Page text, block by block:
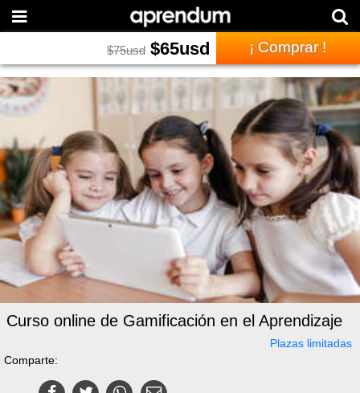
$75usd $65usd ¡ Comprar !
Curso online de Gamificación en el Aprendizaje
Plazas limitadas
Comparte: